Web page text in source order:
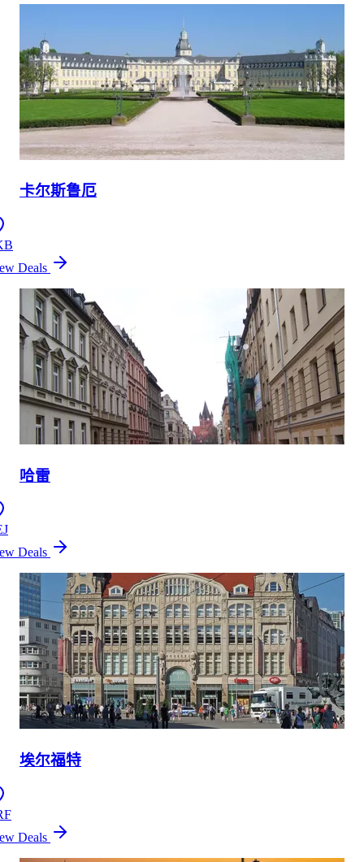
卡尔斯鲁厄
Deals
哈雷
Deals
埃尔福特
Deals